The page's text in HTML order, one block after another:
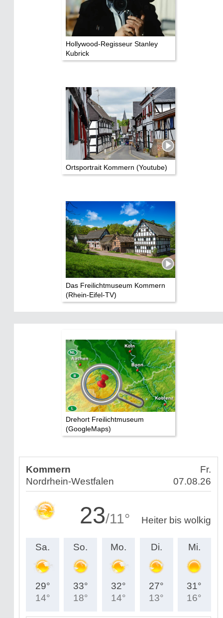
Hollywood-Regisseur Stanley
Kubrick
Ortsportrait Kommern (Youtube)
Das Freilichtmuseum Kommern
(Rhein-Eifel-TV)
Drehort Freilichtmuseum
(GoogleMaps)